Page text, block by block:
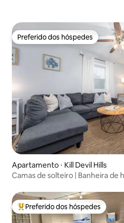
Preferido dos hóspedes
Preferido dos hóspedes
Apartamento ⋅ Kill Devil Hills
Camas de solteiro | Banheira de
Entre os melhores preferidos dos
Preferido dos hóspedes